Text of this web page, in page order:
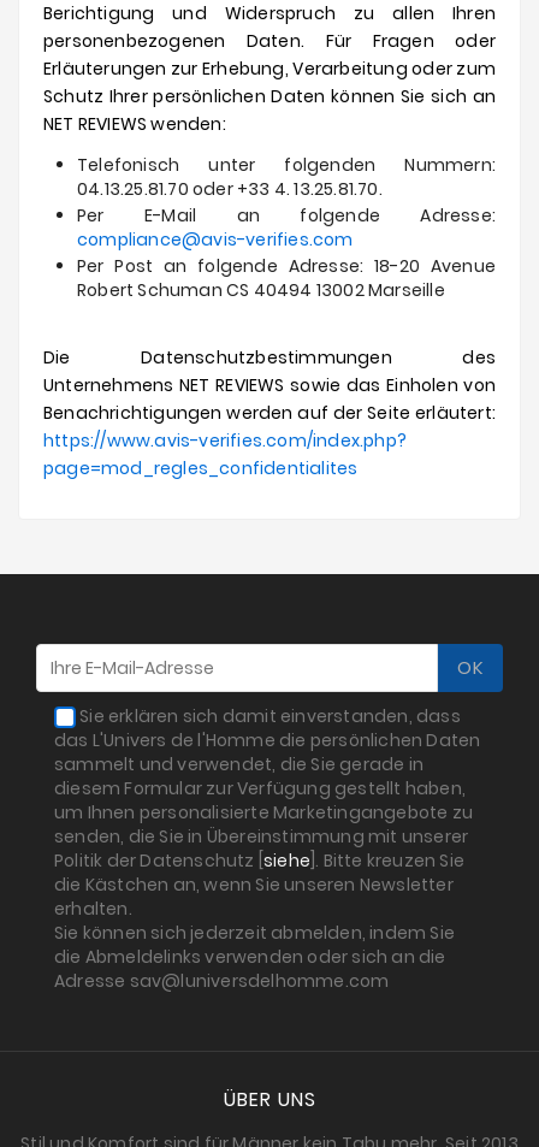
Berichtigung und Widerspruch zu allen Ihren
personenbezogenen Daten.
Für Fragen oder
Erläuterungen zur Erhebung, Verarbeitung oder zum
Schutz Ihrer persönlichen Daten können Sie sich an
NET REVIEWS wenden:
Telefonisch unter folgenden Nummern:
04.13.25.81.70 oder +33 4. 13.25.81.70.
Per E-Mail an folgende Adresse:
compliance@avis-verifies.com
Per Post an folgende Adresse: 18-20 Avenue
Robert Schuman CS 40494 13002 Marseille
Die Datenschutzbestimmungen des
Unternehmens NET REVIEWS sowie das Einholen von
Benachrichtigungen werden auf der Seite erläutert:
https://www.avis-verifies.com/index.php?
page=mod_regles_confidentialites
Sie erklären sich damit einverstanden, dass
das L'Univers de l'Homme die persönlichen Daten
sammelt und verwendet, die Sie gerade in
diesem Formular zur Verfügung gestellt haben,
um Ihnen personalisierte Marketingangebote zu
senden, die Sie in Übereinstimmung mit unserer
Politik der Datenschutz [ siehe ]. Bitte kreuzen Sie
die Kästchen an, wenn Sie unseren Newsletter
erhalten.
Sie können sich jederzeit abmelden, indem Sie
die Abmeldelinks verwenden oder sich an die
Adresse sav@luniversdelhomme.com
ÜBER UNS